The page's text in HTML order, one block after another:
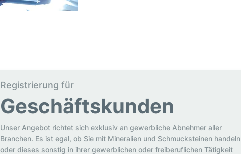
Registrierung für
Geschäftskunden
Unser Angebot richtet sich exklusiv an gewerbliche Abnehmer aller
Branchen. Es ist egal, ob Sie mit Mineralien und Schmucksteinen handeln
oder dieses sonstig in ihrer gewerblichen oder freiberuflichen Tätigkeit